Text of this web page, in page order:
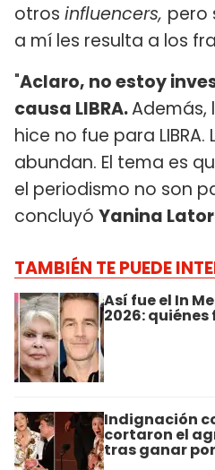
otros influencers, pero
a mí les resulta a los
"Aclaro, no estoy
causa LIBRA.Además,
hice no fue para
abundan. El tema es
el periodismo no son
concluyó Yanina
TAMBIÉN TE PUEDE
Así fue el In
2026:
Indignación
cortaron el
tras ganar